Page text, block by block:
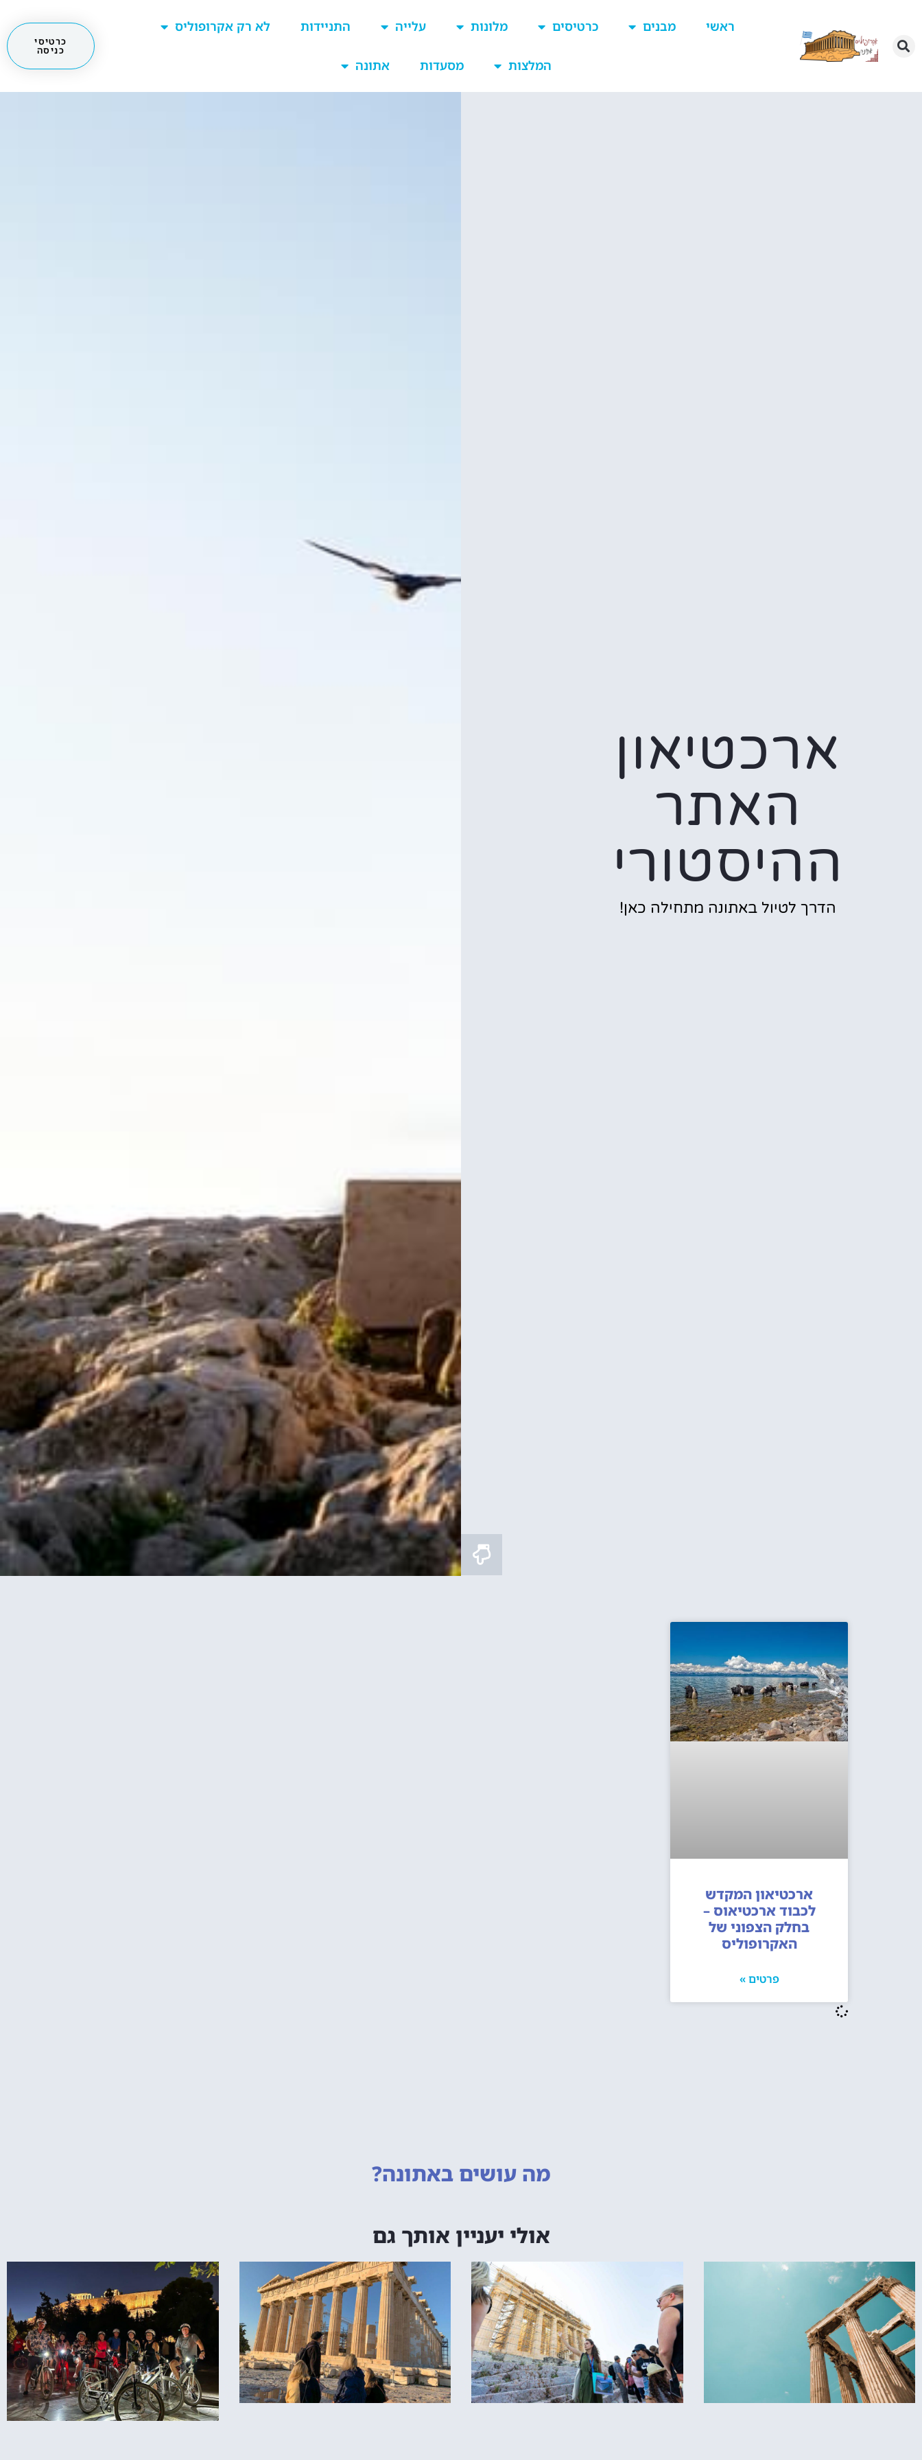
ראשי מבנים כרטיסים מלונות עלייה התניידות לא רק אקרופוליס
המלצות מסעדות אתונה
כרטיסי
כניסה
ארכטיאון
האתר
ההיסטורי
הדרך לטיול באתונה מתחילה כאן!
ארכטיאון המקדש
לכבוד ארכטיאוס –
בחלק הצפוני של
האקרופוליס
פרטים »
מה עושים באתונה?
אולי יעניין אותך גם